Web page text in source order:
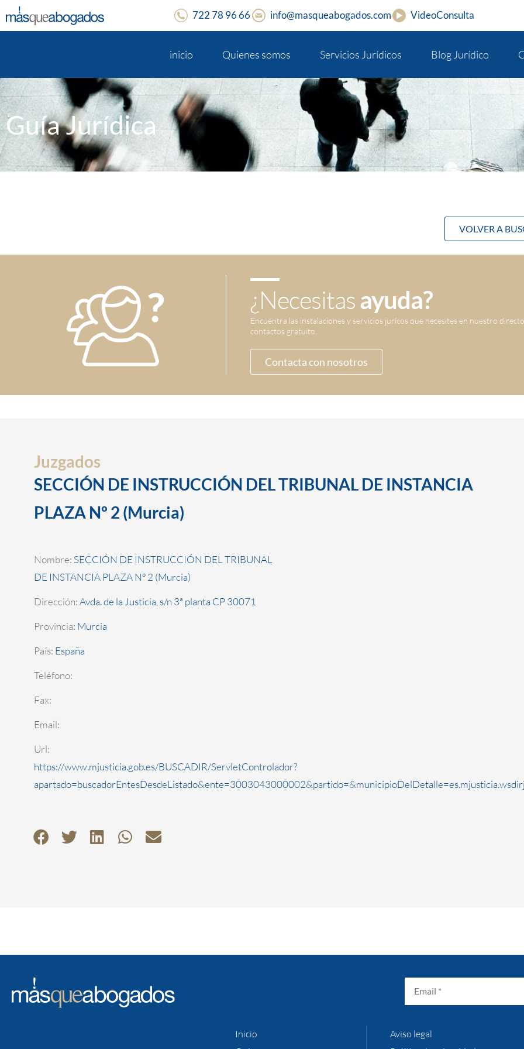
722 78 96 66 info@masqueabogados.com VideoConsulta
inicio Quienes somos Servicios Jurídicos Blog Jurídico
Guía Jurídica
VOLVER A
¿Necesitasayuda?
Encuentra las instalaciones y servicios jurícos que necesites en nuestro
contactos gratuito.
Contacta con nosotros
Juzgados
SECCIÓN DE INSTRUCCIÓN DEL TRIBUNAL DE INSTANCIA
PLAZA Nº 2 (Murcia)
Nombre: SECCIÓN DE INSTRUCCIÓN DEL TRIBUNAL
DE INSTANCIA PLAZA Nº 2 (Murcia)
Dirección:Avda. de la Justicia, s/n 3ª planta CP 30071
Provincia: Murcia
País: España
Teléfono:
Fax:
Email:
Url:
https://www.mjusticia.gob.es/BUSCADIR/ServletControlador?
Inicio
Aviso legal